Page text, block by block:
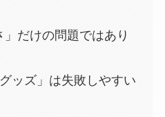
だけの問題ではあり
ッズ」は失敗しやすい